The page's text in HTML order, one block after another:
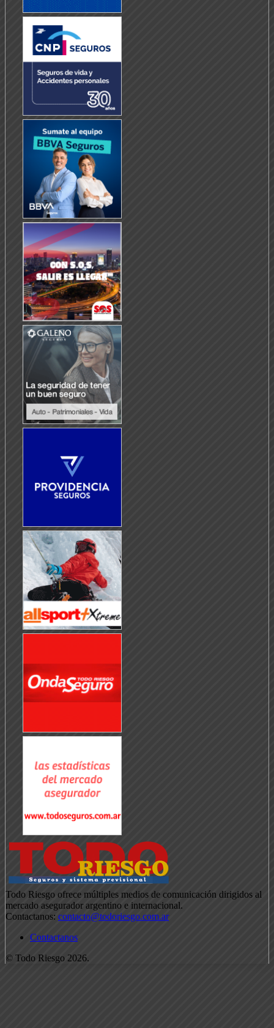
Todo Riesgo ofrece múltiples medios de comunicación dirigidos al
mercado asegurador argentino e internacional.
Contactanos: contacto@todoriesgo.com.ar
Contactanos
© Todo Riesgo 2026.